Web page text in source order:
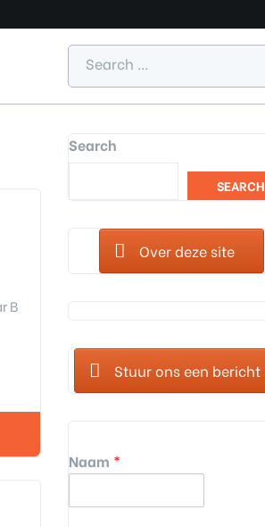
B
Search
SEARCH
Over deze site
Stuur ons een bericht
Naam *